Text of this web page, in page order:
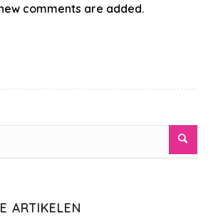
comments are added.
ARTIKELEN